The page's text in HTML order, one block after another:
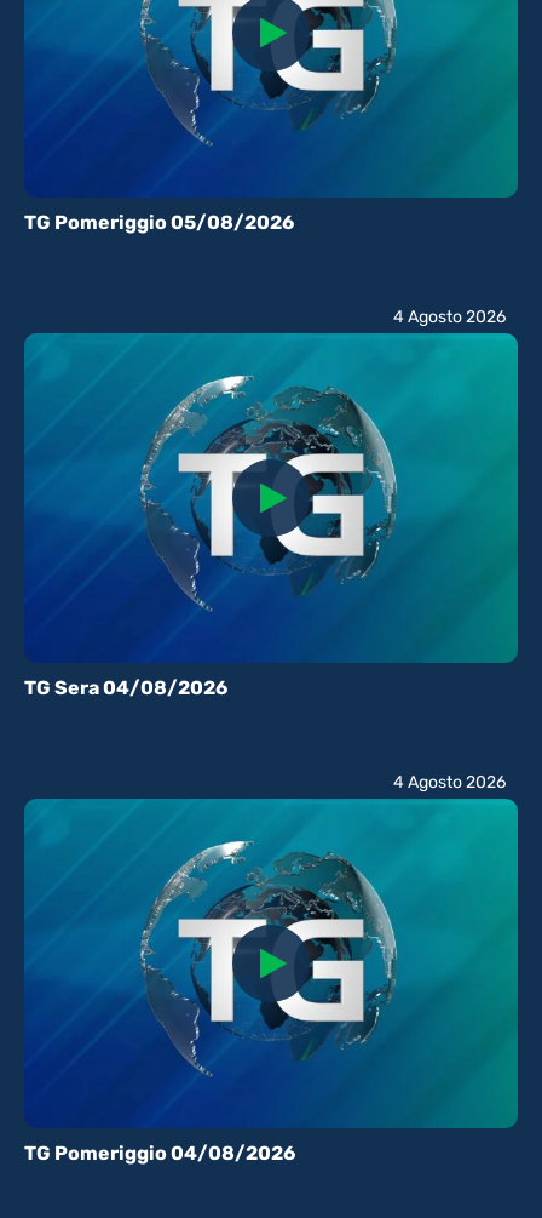
TG Pomeriggio 05/08/2026
TG Sera 04/08/2026
4 Agosto 2026
TG Pomeriggio 04/08/2026
4 Agosto 2026